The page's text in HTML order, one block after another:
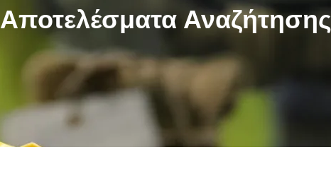
Αποτελέσματα Αναζήτησης